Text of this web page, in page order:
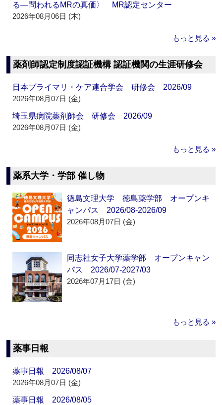
る―問われるMRの真価〉 MR認定センター
2026年08月06日 (木)
もっと見る »
薬剤師認定制度認証機構 認証機関の生涯研修会
日本プライマリ・ケア連合学会 研修会 2026/09
2026年08月07日 (金)
埼玉県病院薬剤師会 研修会 2026/09
2026年08月07日 (金)
もっと見る »
薬系大学・学部 催し物
徳島文理大学 徳島薬学部 オープンキ
ャンパス 2026/08-2026/09
2026年08月07日 (金)
同志社女子大学薬学部 オープンキャン
パス 2026/07-2027/03
2026年07月17日 (金)
もっと見る »
薬事日報
薬事日報 2026/08/07
2026年08月07日 (金)
薬事日報 2026/08/05